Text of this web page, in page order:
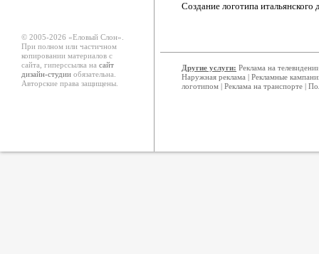
Создание логотипа итальянского
© 2005-2026 «Еловый Cлон».
При полном или частичном
копировании материалов с
сайта, гиперссылка на сайт
дизайн-студии обязательна.
Авторские права защищены.
Другие услуги: Реклама на
Наружная реклама | Рекламные
логотипом | Реклама на транспорте |